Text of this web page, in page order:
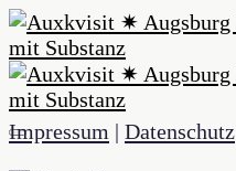
Impressum | Datenschutz